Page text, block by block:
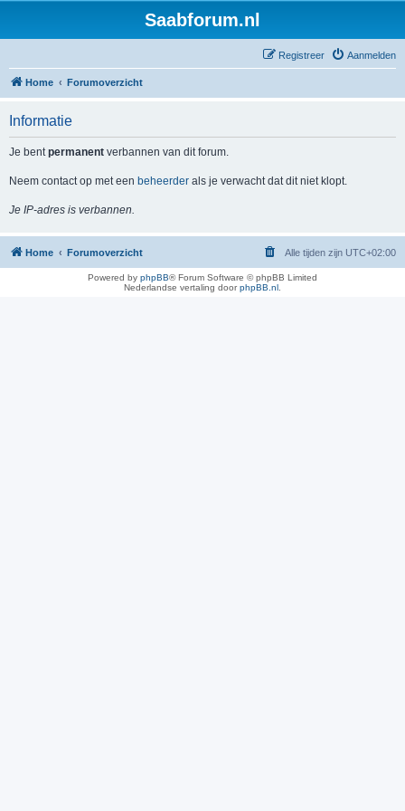
Saabforum.nl
Aanmelden
Registreer
Home Forumoverzicht
Informatie
Je bentpermanent verbannen van dit forum.
Neem contact op met een beheerder als je verwacht dat dit niet klopt.
Je IP-adres is verbannen.
Home Forumoverzicht Alle tijden zijn UTC+02:00
Powered by phpBB® Forum Software © phpBB Limited
Nederlandse vertaling doorphpBB.nl